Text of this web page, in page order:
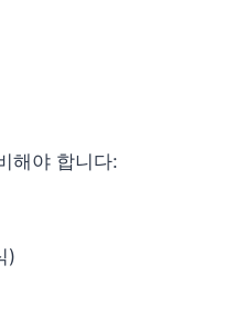
해야 합니다:
)